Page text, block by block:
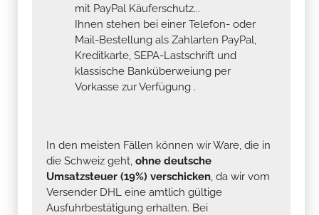
mit PayPal Käuferschutz...
Ihnen stehen bei einer Telefon- oder
Mail-Bestellung als Zahlarten PayPal,
Kreditkarte, SEPA-Lastschrift und
klassische Banküberweiung per
Vorkasse zur Verfügung .
In den meisten Fällen können wir Ware, die in
die Schweiz geht, ohne deutsche
Umsatzsteuer (19%) verschicken, da wir vom
Versender DHL eine amtlich gültige
Ausfuhrbestätigung erhalten. Bei